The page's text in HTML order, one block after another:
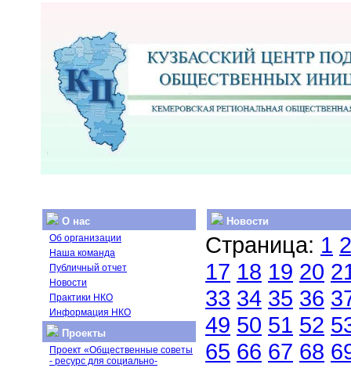
О нас
Об организации
Наша команда
Публичный отчет
Новости
Практики НКО
Информация НКО
Проекты
Проект «Общественные советы
- ресурс для социально-
Новости
Страница: 1 2
17 18 19 20
33 34 35 36
49 50 51 52
65 66 67 68